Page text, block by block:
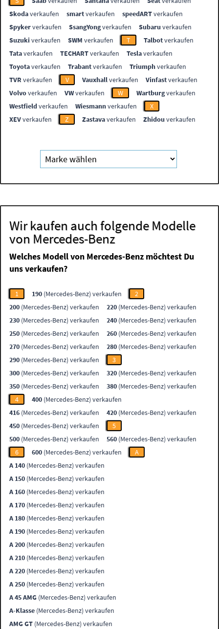
Skodaverkaufen smartverkaufen speedARTverkaufen
Spykerverkaufen SsangYongverkaufen Subaru verkaufen
Suzuki verkaufen SWM verkaufen T Talbotverkaufen
Tataverkaufen TECHARTverkaufen Teslaverkaufen
Toyotaverkaufen Trabantverkaufen Triumphverkaufen
TVR verkaufen V Vauxhallverkaufen Vinfastverkaufen
Volvoverkaufen VWverkaufen W Wartburgverkaufen
Westfieldverkaufen Wiesmannverkaufen
X
XEVverkaufen Z Zastavaverkaufen Zhidou verkaufen
Wir kaufen auch folgende Modelle
von Mercedes-Benz
Welches Modell von Mercedes-Benz möchtest Du
uns verkaufen?
1 190 (Mercedes-Benz) verkaufen
2
200 (Mercedes-Benz) verkaufen 220 (Mercedes-Benz) verkaufen
230 (Mercedes-Benz) verkaufen 240 (Mercedes-Benz) verkaufen
250 (Mercedes-Benz) verkaufen 260 (Mercedes-Benz) verkaufen
270 (Mercedes-Benz) verkaufen 280 (Mercedes-Benz) verkaufen
290 (Mercedes-Benz) verkaufen
3
300 (Mercedes-Benz) verkaufen 320 (Mercedes-Benz) verkaufen
350 (Mercedes-Benz) verkaufen 380 (Mercedes-Benz) verkaufen
4
400 (Mercedes-Benz) verkaufen
416 (Mercedes-Benz) verkaufen 420 (Mercedes-Benz) verkaufen
450 (Mercedes-Benz) verkaufen
5
500 (Mercedes-Benz) verkaufen 560 (Mercedes-Benz) verkaufen
6
600 (Mercedes-Benz) verkaufen
A
A 140 (Mercedes-Benz) verkaufen
A 150 (Mercedes-Benz) verkaufen
A 160 (Mercedes-Benz) verkaufen
A 170 (Mercedes-Benz) verkaufen
A 180 (Mercedes-Benz) verkaufen
A 190 (Mercedes-Benz) verkaufen
A 200 (Mercedes-Benz) verkaufen
A 210 (Mercedes-Benz) verkaufen
A 220 (Mercedes-Benz) verkaufen
A 250 (Mercedes-Benz) verkaufen
A 45 AMG (Mercedes-Benz) verkaufen
A-Klasse (Mercedes-Benz) verkaufen
AMG GT (Mercedes-Benz) verkaufen